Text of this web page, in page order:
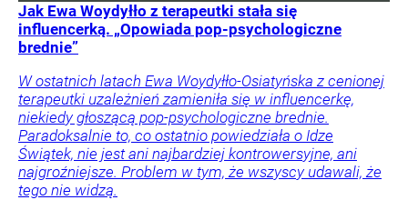
Jak Ewa Woydyłło z terapeutki stała się
influencerką. „Opowiada pop-psychologiczne
brednie”
W ostatnich latach Ewa Woydyłło-Osiatyńska z cenionej
terapeutki uzależnień zamieniła się w influencerkę,
niekiedy głoszącą pop-psychologiczne brednie.
Paradoksalnie to, co ostatnio powiedziała o Idze
Świątek, nie jest ani najbardziej kontrowersyjne, ani
najgroźniejsze. Problem w tym, że wszyscy udawali, że
tego nie widzą.